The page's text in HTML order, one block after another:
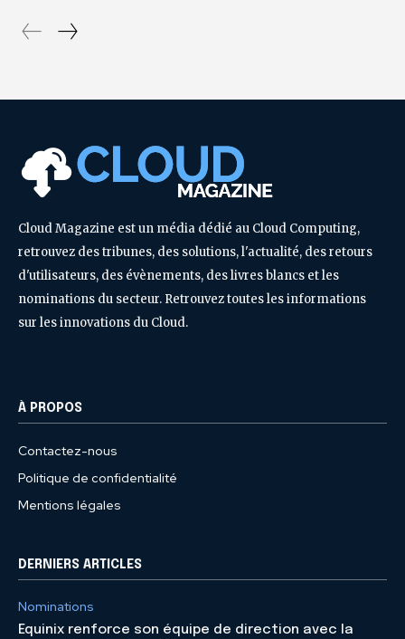
Cloud Magazine est un média dédié au Cloud Computing,
retrouvez des tribunes, des solutions, l'actualité, des retours
d'utilisateurs, des évènements, des livres blancs et les
nominations du secteur. Retrouvez toutes les informations
sur les innovations du Cloud.
À PROPOS
Contactez-nous
Politique de confidentialité
Mentions légales
DERNIERS ARTICLES
Nominations
Equinix renforce son équipe de direction avec la